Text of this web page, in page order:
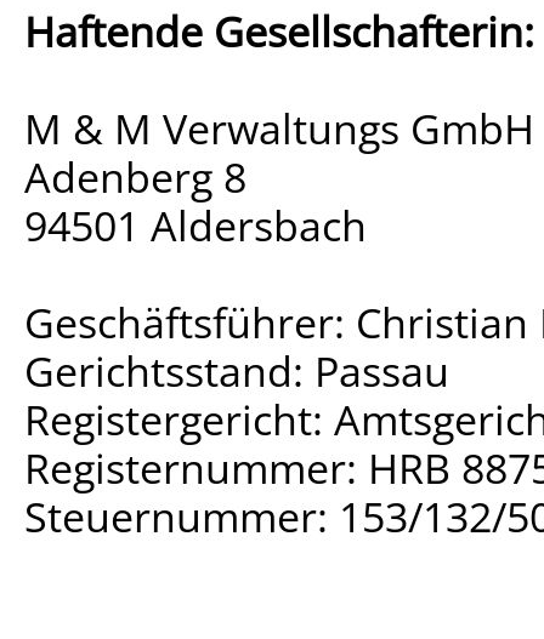
Haftende Gesellschafterin:
M & M Verwaltungs GmbH
Adenberg 8
94501 Aldersbach
Geschäftsführer:
Gerichtsstand: Passau
Registergericht:
Registernummer: HRB
Steuernummer: 153/132/